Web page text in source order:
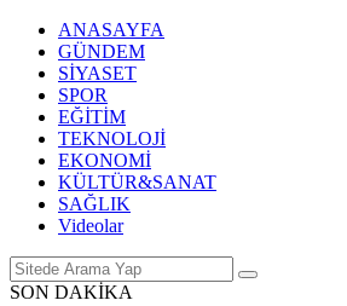
ANASAYFA
GÜNDEM
SİYASET
SPOR
EĞİTİM
TEKNOLOJİ
EKONOMİ
KÜLTÜR&SANAT
SAĞLIK
Videolar
SON DAKİKA